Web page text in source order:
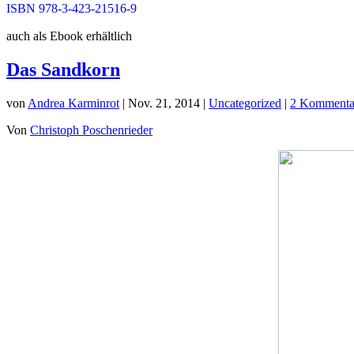
ISBN 978-3-423-21516-9
auch als Ebook erhältlich
Das Sandkorn
von Andrea Karminrot | Nov. 21, 2014 | Uncategorized | 2
Von Christoph Poschenrieder